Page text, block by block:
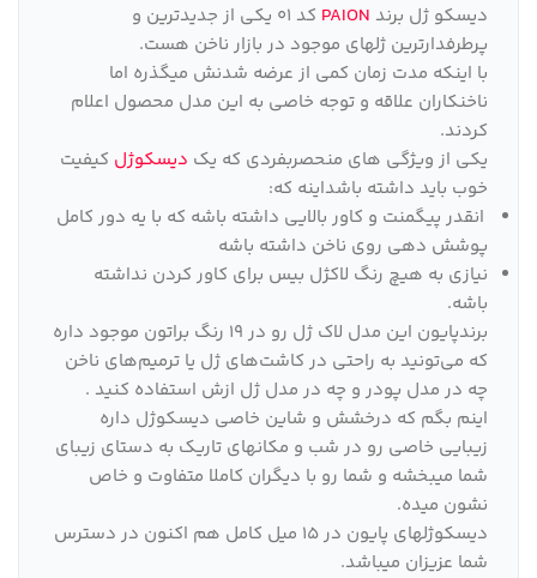
دیسکو ژل برند
کد 01 یکی از جدیدترین و
پرطرفدارترین ژلهای موجود در بازار ناخن هست.
با اینکه مدت زمان کمی از عرضه شدنش میگذره اما
ناخنکاران علاقه و توجه خاصی به این مدل محصول اعلام
کردند.
یکی از ویژگی های منحصربفردی که یک دیسکوژل کیفیت
خوب باید داشته باشداینه که:
انقدر پیگمنت و کاور بالایی داشته باشه که با یه دور کامل
پوشش دهی روی ناخن داشته باشه
نیازی به هیچ رنگ لاکژل بیس برای کاور کردن نداشته
باشه.
برندپایون این مدل لاک ژل رو در 19 رنگ براتون موجود داره
که می‌تونید به راحتی در کاشت‌های ژل یا ترمیم‌های ناخن
چه در مدل پودر و چه در مدل ژل ازش استفاده کنید .
اینم بگم که درخشش و شاین خاصی دیسکوژل داره
زیبایی خاصی رو در شب و مکانهای تاریک به دستای زیبای
شما میبخشه و شما رو با دیگران کاملا متفاوت و خاص
نشون میده.
دیسکوژلهای پایون در 15 میل کامل هم اکنون در دسترس
شما عزیزان میباشد.